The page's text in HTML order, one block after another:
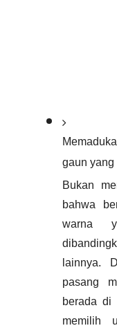
gaun yang
Bukan
bahwa
warna
lainnya.
pasang
berada di
memilih